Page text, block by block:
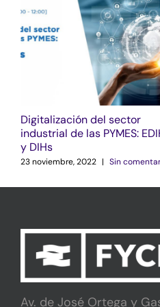
Digitalización del sector
industrial de las PYMES:
y DIHs
23 noviembre, 2022 | Sin
Av. de José Ortega y